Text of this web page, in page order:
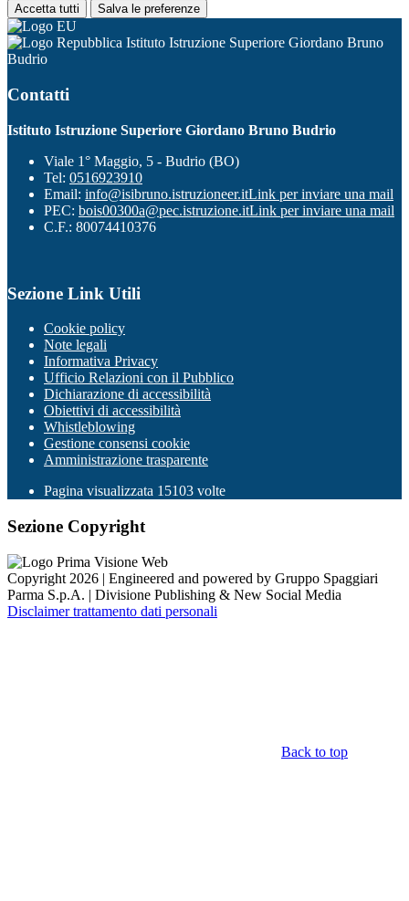
Accetta tutti Salva le preferenze
Istituto Istruzione Superiore Giordano Bruno
Budrio
Contatti
Istituto Istruzione Superiore Giordano Bruno Budrio
Viale 1° Maggio, 5 - Budrio (BO)
Tel: 0516923910
Email: info@isibruno.istruzioneer.itLink per inviare una mail
PEC: bois00300a@pec.istruzione.itLink per inviare una mail
C.F.: 80074410376
Sezione Link Utili
Cookie policy
Note legali
Informativa Privacy
Ufficio Relazioni con il Pubblico
Dichiarazione di accessibilità
Obiettivi di accessibilità
Whistleblowing
Gestione consensi cookie
Amministrazione trasparente
Pagina visualizzata 15103 volte
Sezione Copyright
Copyright 2026 | Engineered and powered by Gruppo Spaggiari
Parma S.p.A. | Divisione Publishing & New Social Media
Disclaimer trattamento dati personali
Back to top